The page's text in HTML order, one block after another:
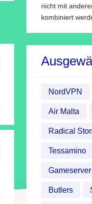
nicht mit
kombiniert
NordVPN
Air Malta
Radical
Tessamino
Gameserver
Butlers